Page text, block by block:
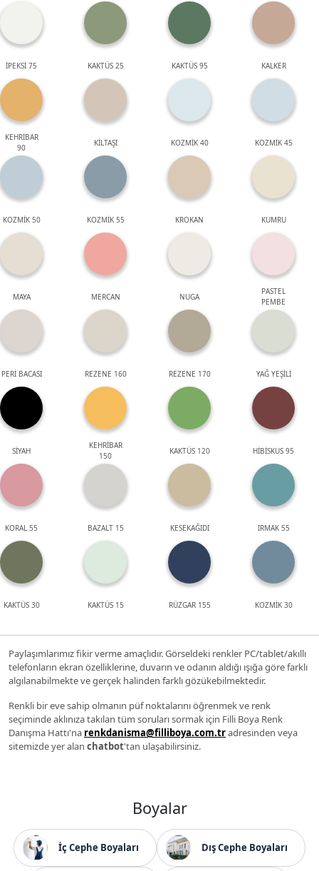
İPEKSİ 75 KAKTÜS 25 KAKTÜS 95 KALKER
KEHRİBAR
90
KİLTAŞI KOZMİK 40 KOZMİK 45
KOZMİK 50 KOZMİK 55 KROKAN KUMRU
MAYA MERCAN NUGA
PASTEL
PEMBE
PERİ BACASI REZENE 160 REZENE 170 YAĞ YEŞİLİ
SİYAH
KEHRİBAR
150
KAKTÜS 120 HİBİSKUS 95
KORAL 55 BAZALT 15 KESEKAĞIDI IRMAK 55
KAKTÜS 30 KAKTÜS 15 RÜZGAR 155 KOZMİK 30
Paylaşımlarımız fikir verme amaçlıdır. Görseldeki renkler PC/tablet/akıllı
telefonların ekran özelliklerine, duvarın ve odanın aldığı ışığa göre farklı
algılanabilmekte ve gerçek halinden farklı gözükebilmektedir.
Renkli bir eve sahip olmanın püf noktalarını öğrenmek ve renk
seçiminde aklınıza takılan tüm soruları sormak için Filli Boya Renk
Danışma Hattı'na renkdanisma@filliboya.com.tradresinden veya
sitemizde yer alan chatbot'tan ulaşabilirsiniz.
Boyalar
İç Cephe Boyaları Dış Cephe Boyaları